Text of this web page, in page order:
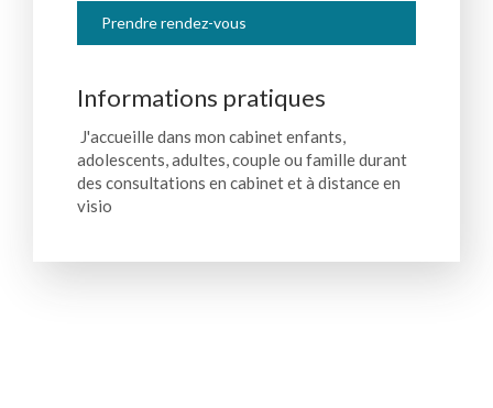
Prendre rendez-vous
Informations pratiques
J'accueille dans mon cabinet enfants,
adolescents, adultes, couple ou famille durant
des consultations en cabinet et à distance en
visio